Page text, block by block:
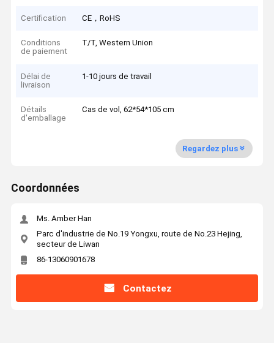
Certification CE，RoHS
Conditions
de paiement
T/T, Western Union
Délai de
livraison
1-10 jours de travail
Détails
d'emballage
Cas de vol, 62*54*105 cm
Regardez plus
Coordonnées
Ms. Amber Han
Parc d'industrie de No.19 Yongxu, route de No.23 Hejing,
secteur de Liwan
86-13060901678
Contactez